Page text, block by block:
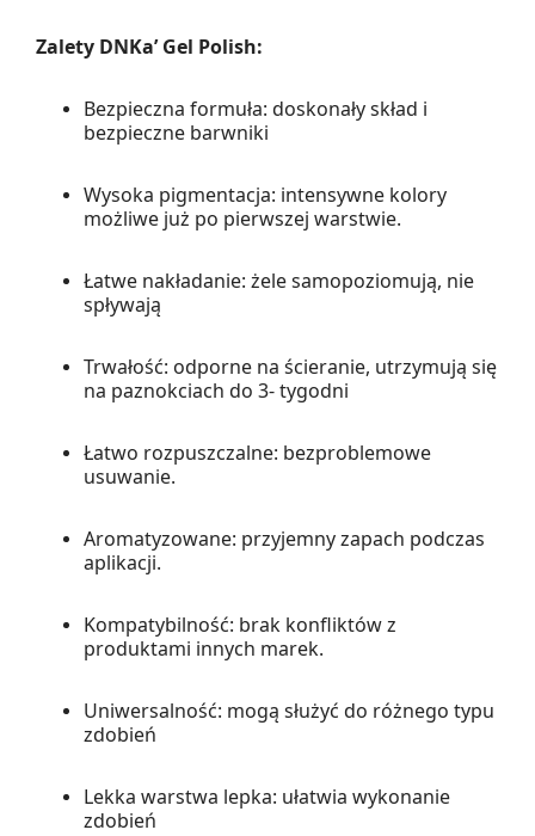
Zalety DNKa’ Gel Polish:
Bezpieczna formuła: doskonały skład i
bezpieczne barwniki
Wysoka pigmentacja: intensywne kolory
możliwe już po pierwszej warstwie.
Łatwe nakładanie: żele samopoziomują, nie
spływają
Trwałość: odporne na ścieranie, utrzymują się
na paznokciach do 3- tygodni
Łatwo rozpuszczalne: bezproblemowe
usuwanie.
Aromatyzowane: przyjemny zapach podczas
aplikacji.
Kompatybilność: brak konfliktów z
produktami innych marek.
Uniwersalność: mogą służyć do różnego typu
zdobień
Lekka warstwa lepka: ułatwia wykonanie
zdobień